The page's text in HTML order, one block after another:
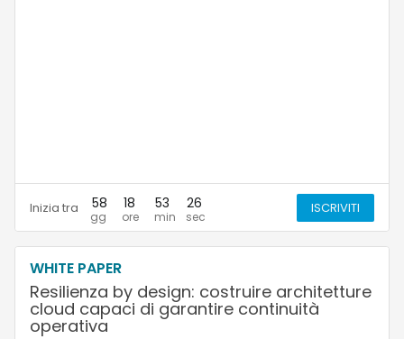
Inizia tra 58 18 53 25 ISCRIVITI
WHITE PAPER
Resilienza by design: costruire architetture
cloud capaci di garantire continuità
operativa